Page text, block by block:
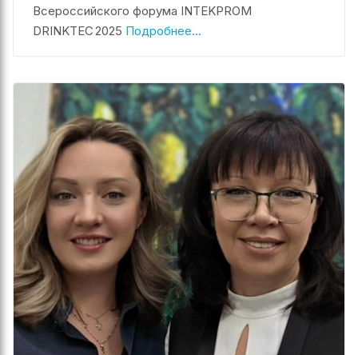
Всероссийского форума INTEKPROM
DRINKTEC 2025 Подробнее...